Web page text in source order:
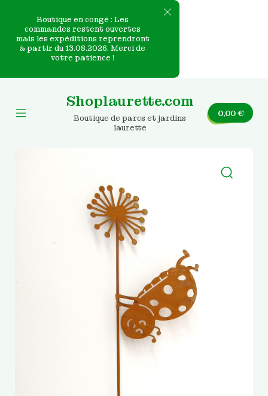
Boutique en congé : Les
commandes restent ouvertes
mais les expéditions reprendront
à partir du 13.08.2026. Merci de
votre patience !
content
Shoplaurette.com
Boutique de parcs et jardins
laurette
0,00€